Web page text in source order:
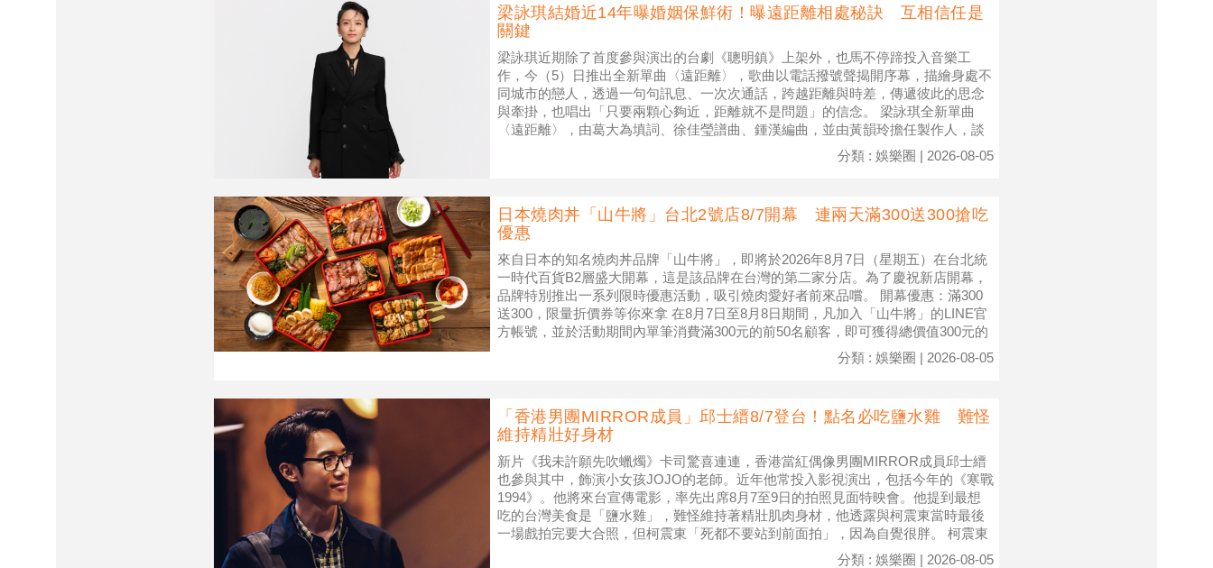
梁詠琪結婚近14年曝婚姻保鮮術！曝遠距離相處秘訣 互相信任是
關鍵
梁詠琪近期除了首度參與演出的台劇《聰明鎮》上架外，也馬不停蹄投入音樂工
作，今（5）日推出全新單曲〈遠距離〉，歌曲以電話撥號聲揭開序幕，描繪身處不
同城市的戀人，透過一句句訊息、一次次通話，跨越距離與時差，傳遞彼此的思念
與牽掛，也唱出「只要兩顆心夠近，距離就不是問題」的信念。 梁詠琪全新單曲
〈遠距離〉，由葛大為填詞、徐佳瑩譜曲、鍾漢編曲，並由黃韻玲擔任製作人，談
分類 : 娛樂圈 | 2026-08-05
日本燒肉丼「山牛將」台北2號店8/7開幕 連兩天滿300送300搶吃
優惠
來自日本的知名燒肉丼品牌「山牛將」，即將於2026年8月7日（星期五）在台北統
一時代百貨B2層盛大開幕，這是該品牌在台灣的第二家分店。為了慶祝新店開幕，
品牌特別推出一系列限時優惠活動，吸引燒肉愛好者前來品嚐。 開幕優惠：滿300
送300，限量折價券等你來拿 在8月7日至8月8日期間，凡加入「山牛將」的LINE官
方帳號，並於活動期間內單筆消費滿300元的前50名顧客，即可獲得總價值300元的
分類 : 娛樂圈 | 2026-08-05
「香港男團MIRROR成員」邱士縉8/7登台！點名必吃鹽水雞 難怪
維持精壯好身材
新片《我未許願先吹蠟燭》卡司驚喜連連，香港當紅偶像男團MIRROR成員邱士縉
也參與其中，飾演小女孩JOJO的老師。近年他常投入影視演出，包括今年的《寒戰
1994》。他將來台宣傳電影，率先出席8月7至9日的拍照見面特映會。他提到最想
吃的台灣美食是「鹽水雞」，難怪維持著精壯肌肉身材，他透露與柯震東當時最後
一場戲拍完要大合照，但柯震東「死都不要站到前面拍」，因為自覺很胖。 柯震東
分類 : 娛樂圈 | 2026-08-05